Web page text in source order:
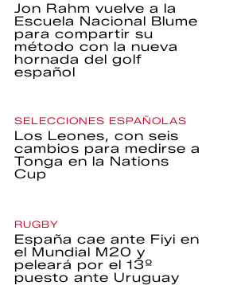
Jon Rahm vuelve a la
Escuela Nacional Blume
para compartir su
método con la nueva
hornada del golf
español
SELECCIONES ESPAÑOLAS
Los Leones, con seis
cambios para medirse a
Tonga en la Nations
Cup
RUGBY
España cae ante Fiyi en
el Mundial M20 y
peleará por el 13º
puesto ante Uruguay